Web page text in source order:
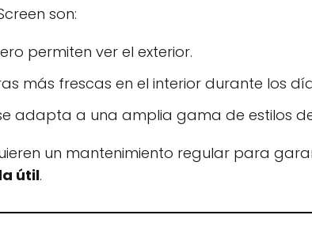
son:
permiten ver el exterior.
más frescas en el interior durante los
adapta a una amplia gama de estilos
un mantenimiento regular para
útil.